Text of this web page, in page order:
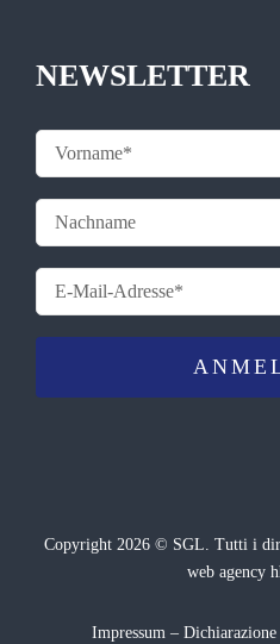
NEWSLETTER
Copyright 2026 © SGL. Tutti i
web agency
Impressum –